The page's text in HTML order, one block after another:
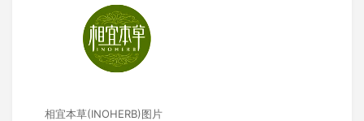
相宜本草(INOHERB)图片